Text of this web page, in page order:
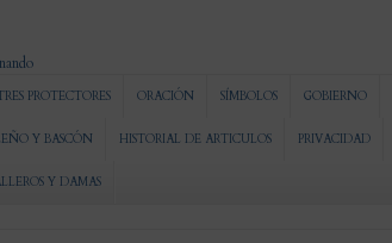
PROTECTORES ORACIÓN SÍMBOLOS GOBIERNO
Y BASCÓN HISTORIAL DE ARTICULOS PRIVACIDAD
Y DAMAS